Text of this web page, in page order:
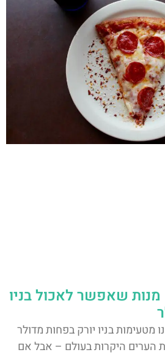
טעימות ב-$1: מנות שאפשר לאכול בניו
מטעימות בניו יורק בפחות מדולר
הערים היקרות בעולם – אבל אם